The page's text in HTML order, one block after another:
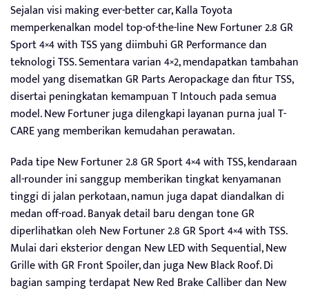
Sejalan visi making ever-better car, Kalla Toyota
memperkenalkan model top-of-the-line New Fortuner 2.8 GR
Sport 4×4 with TSS yang diimbuhi GR Performance dan
teknologi TSS. Sementara varian 4×2, mendapatkan tambahan
model yang disematkan GR Parts Aeropackage dan fitur TSS,
disertai peningkatan kemampuan T Intouch pada semua
model. New Fortuner juga dilengkapi layanan purna jual T-
CARE yang memberikan kemudahan perawatan.
Pada tipe New Fortuner 2.8 GR Sport 4×4 with TSS, kendaraan
all-rounder ini sanggup memberikan tingkat kenyamanan
tinggi di jalan perkotaan, namun juga dapat diandalkan di
medan off-road. Banyak detail baru dengan tone GR
diperlihatkan oleh New Fortuner 2.8 GR Sport 4×4 with TSS.
Mulai dari eksterior dengan New LED with Sequential, New
Grille with GR Front Spoiler, dan juga New Black Roof. Di
bagian samping terdapat New Red Brake Calliber dan New